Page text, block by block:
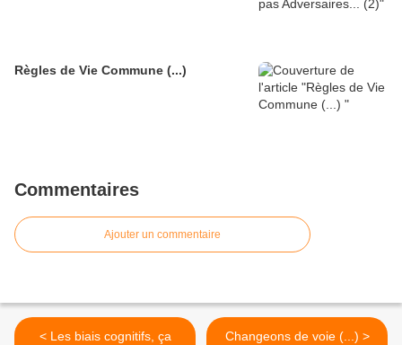
Règles de Vie Commune (...)
Commentaires
Ajouter un commentaire
< Les biais cognitifs, ça
Changeons de voie (...) >